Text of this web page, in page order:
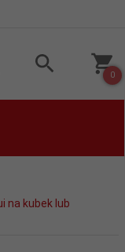
0
na kubek lub